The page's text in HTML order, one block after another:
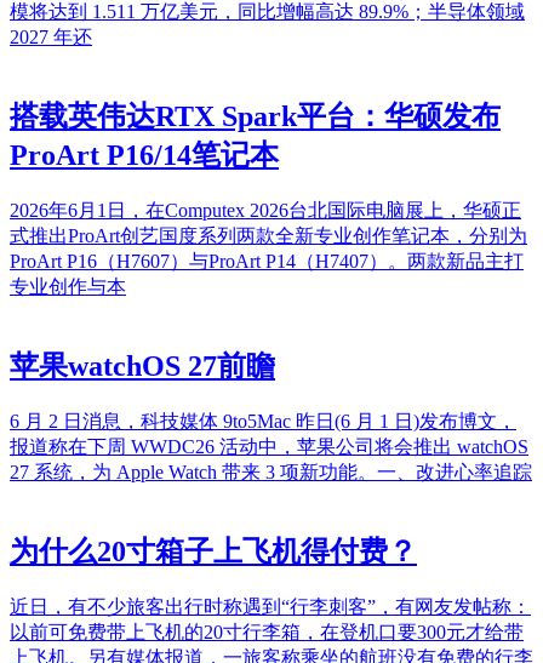
模将达到 1.511 万亿美元，同比增幅高达 89.9%；半导体领域
2027 年还
搭载英伟达RTX Spark平台：华硕发布
ProArt P16/14笔记本
2026年6月1日，在Computex 2026台北国际电脑展上，华硕正
式推出ProArt创艺国度系列两款全新专业创作笔记本，分别为
ProArt P16（H7607）与ProArt P14（H7407）。两款新品主打
专业创作与本
苹果watchOS 27前瞻
6 月 2 日消息，科技媒体 9to5Mac 昨日(6 月 1 日)发布博文，
报道称在下周 WWDC26 活动中，苹果公司将会推出 watchOS
27 系统，为 Apple Watch 带来 3 项新功能。一、改进心率追踪
为什么20寸箱子上飞机得付费？
近日，有不少旅客出行时称遇到“行李刺客”，有网友发帖称：
以前可免费带上飞机的20寸行李箱，在登机口要300元才给带
上飞机。另有媒体报道，一旅客称乘坐的航班没有免费的行李